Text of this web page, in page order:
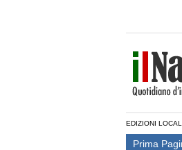
EDIZIONI
Prima